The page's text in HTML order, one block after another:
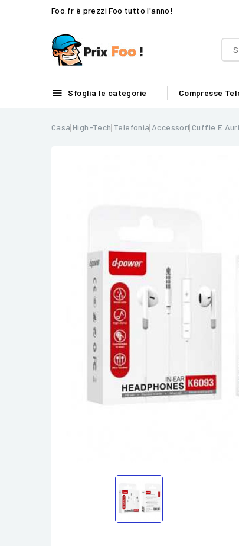
Foo.fr è prezzi Foo tutto l'anno!
 Sfoglia le categorie Compresse
Casa High-Tech Telefonia Accessori Cuffie E